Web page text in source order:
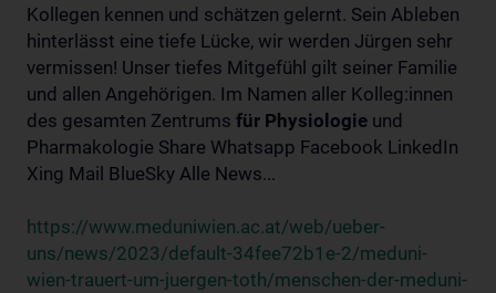
Kollegen kennen und schätzen gelernt. Sein Ableben
hinterlässt eine tiefe Lücke, wir werden Jürgen sehr
vermissen! Unser tiefes Mitgefühl gilt seiner Familie
und allen Angehörigen. Im Namen aller Kolleg:innen
des gesamten Zentrums für Physiologie und
Pharmakologie Share Whatsapp Facebook LinkedIn
Xing Mail BlueSky Alle News...
https://www.meduniwien.ac.at/web/ueber-
uns/news/2023/default-34fee72b1e-2/meduni-
wien-trauert-um-juergen-toth/menschen-der-meduni-